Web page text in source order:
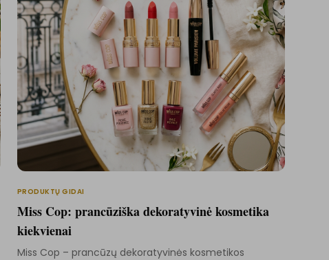
PRODUKTŲ GIDAI
Miss Cop: prancūziška dekoratyvinė kosmetika
kiekvienai
Miss Cop – prancūzų dekoratyvinės kosmetikos